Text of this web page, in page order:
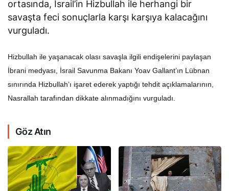
ortasında, İsrail’in Hizbullah ile herhangi bir
savaşta feci sonuçlarla karşı karşıya kalacağını
vurguladı.
Hizbullah ile yaşanacak olası savaşla ilgili endişelerini paylaşan
İbrani medyası, İsrail Savunma Bakanı Yoav Gallant’ın Lübnan
sınırında Hizbullah’ı işaret ederek yaptığı tehdit açıklamalarının,
Nasrallah tarafından dikkate alınmadığını vurguladı.
Göz Atın